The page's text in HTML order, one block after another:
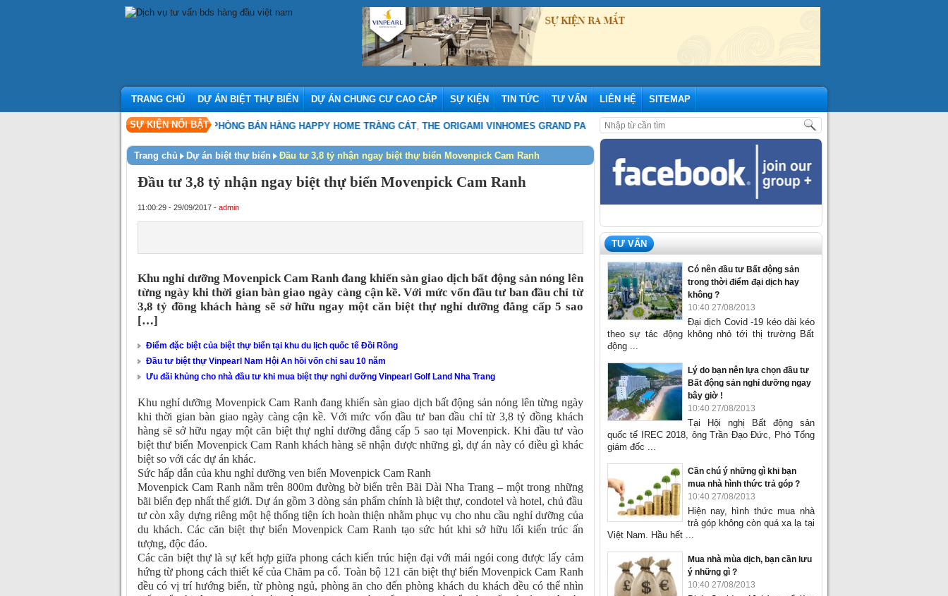
TRANG CHỦ DỰ ÁN BIỆT THỰ BIỂN DỰ ÁN CHUNG CƯ CAO CẤP SỰ KIỆN TIN TỨC TƯ VẤN LIÊN HỆ SITEMAP
SỰ KIỆN NỔI BẬT
SỰ KIỆN KHAI TRƯƠNG VĂN PHÒNG BÁN HÀNG HAPPY HOME TRÀNG CÁT,THE ORIGAMI VINHOMES GRAND PARK – NHỮNG CẬP NHẬP MỚI NHẤT THÁNG 07/2020 SỰ KIỆN THÁNG 11: ĐẦU TƯ BIỆT
Trang chủ Dự án biệt thự biển Đầu tư 3,8 tỷ nhận ngay biệt thự biển Movenpick Cam Ranh
Đầu tư 3,8 tỷ nhận ngay biệt thự biển Movenpick Cam Ranh
11:00:29 - 29/09/2017 - admin
Khu nghỉ dưỡng Movenpick Cam Ranh đang khiến sàn giao dịch bất động sản nóng lên
từng ngày khi thời gian bàn giao ngày càng cận kề. Với mức vốn đầu tư ban đầu chỉ từ
3,8 tỷ đồng khách hàng sẽ sở hữu ngay một căn biệt thự nghỉ dưỡng đẳng cấp 5 sao
[…]
Điểm đặc biệt của biệt thự biển tại khu du lịch quốc tế Đồi Rồng
Đầu tư biệt thự Vinpearl Nam Hội An hồi vốn chỉ sau 10 năm
Ưu đãi khủng cho nhà đầu tư khi mua biệt thự nghỉ dưỡng Vinpearl Golf Land Nha Trang
Khu nghỉ dưỡng Movenpick Cam Ranh đang khiến sàn giao dịch bất động sản nóng lên từng ngày
khi thời gian bàn giao ngày càng cận kề. Với mức vốn đầu tư ban đầu chỉ từ 3,8 tỷ đồng khách
hàng sẽ sở hữu ngay một căn biệt thự nghỉ dưỡng đẳng cấp 5 sao tại Movenpick. Khi đầu tư vào
biệt thư biển Movenpick Cam Ranh khách hàng sẽ nhận được những gì, dự án này có điều gì khác
biệt so với các dự án khác.
Sức hấp dẫn của khu nghỉ dưỡng ven biển Movenpick Cam Ranh
Movenpick Cam Ranh nằm trên 800m đường bờ biển trên Bãi Dài Nha Trang – một trong những
bãi biển đẹp nhất thế giới. Dự án gồm 3 dòng sản phẩm chính là biệt thự, condotel và hotel, chủ đầu
tư còn xây dựng riêng một hệ thống tiện ích hoàn thiện nhằm phục vụ cho nhu cầu nghỉ dưỡng của
du khách. Các căn biệt thự biển Movenpick Cam Ranh tạo sức hút khi sở hữu lối kiến trúc ấn
tượng, độc đáo.
Các căn biệt thự là sự kết hợp giữa phong cách kiến trúc hiện đại với mái ngói cong được lấy cảm
hứng từ phong cách thiết kế của Chăm pa cổ. Toàn bộ 121 căn biệt thự biển Movenpick Cam Ranh
đều có vị trí hướng biển, từ phòng ngủ, phòng ăn cho đến phòng khách du khách đều có thể nhìn
TƯ VẤN
Có nên đầu tư Bất động sản
trong thời điểm đại dịch hay
không ?
10:40 27/08/2013
Đại dịch Covid -19 kéo dài kéo
theo sự tác động không nhỏ tới thị trường Bất
động ...
Lý do bạn nên lựa chọn đầu tư
Bất động sản nghỉ dưỡng ngay
bây giờ !
10:40 27/08/2013
Tại Hội nghị Bất động sản
quốc tế IREC 2018, ông Trần Đạo Đức, Phó Tổng
giám đốc ...
Cần chú ý những gì khi bạn
mua nhà hình thức trả góp ?
10:40 27/08/2013
Hiện nay, hình thức mua nhà
trả góp không còn quá xa lạ tại
Việt Nam. Hầu hết ...
Mua nhà mùa dịch, bạn cần lưu
ý những gì ?
10:40 27/08/2013